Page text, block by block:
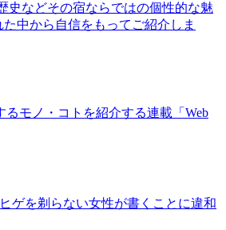
などその宿ならではの個性的な魅
中から自信をもってご紹介しま
モノ・コトを紹介する連載「Web
ゲを剃らない女性が書くことに違和